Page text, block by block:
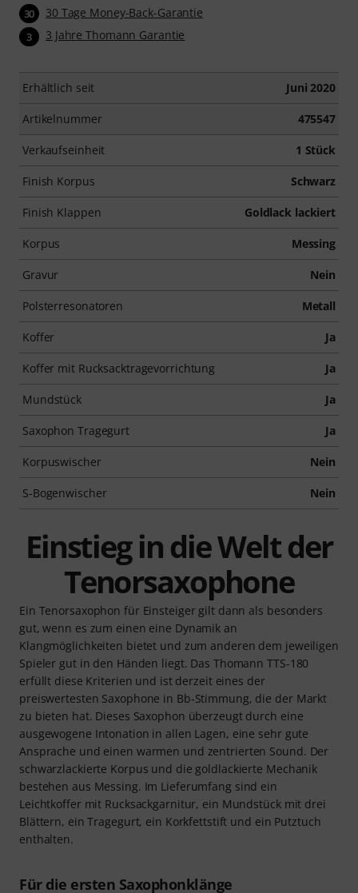
30 30 Tage Money-Back-Garantie
3 3 Jahre Thomann Garantie
Erhältlich seit Juni 2020
Artikelnummer 475547
Verkaufseinheit 1 Stück
Finish Korpus Schwarz
Finish Klappen Goldlack lackiert
Korpus Messing
Gravur Nein
Polsterresonatoren Metall
Koffer Ja
Koffer mit Rucksacktragevorrichtung Ja
Mundstück Ja
Saxophon Tragegurt Ja
Korpuswischer Nein
S-Bogenwischer Nein
Einstieg in die Welt der
Tenorsaxophone
Ein Tenorsaxophon für Einsteiger gilt dann als besonders
gut, wenn es zum einen eine Dynamik an
Klangmöglichkeiten bietet und zum anderen dem jeweiligen
Spieler gut in den Händen liegt. Das Thomann TTS-180
erfüllt diese Kriterien und ist derzeit eines der
preiswertesten Saxophone in Bb-Stimmung, die der Markt
zu bieten hat. Dieses Saxophon überzeugt durch eine
ausgewogene Intonation in allen Lagen, eine sehr gute
Ansprache und einen warmen und zentrierten Sound. Der
schwarzlackierte Korpus und die goldlackierte Mechanik
bestehen aus Messing. Im Lieferumfang sind ein
Leichtkoffer mit Rucksackgarnitur, ein Mundstück mit drei
Blättern, ein Tragegurt, ein Korkfettstift und ein Putztuch
enthalten.
Für die ersten Saxophonklänge